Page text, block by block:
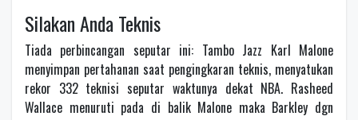
Silakan Anda Teknis
Tiada perbincangan seputar ini: Tambo Jazz Karl Malone
menyimpan pertahanan saat pengingkaran teknis, menyatukan
rekor 332 teknisi seputar waktunya dekat NBA. Rasheed
Wallace menuruti pada di balik Malone maka Barkley dgn